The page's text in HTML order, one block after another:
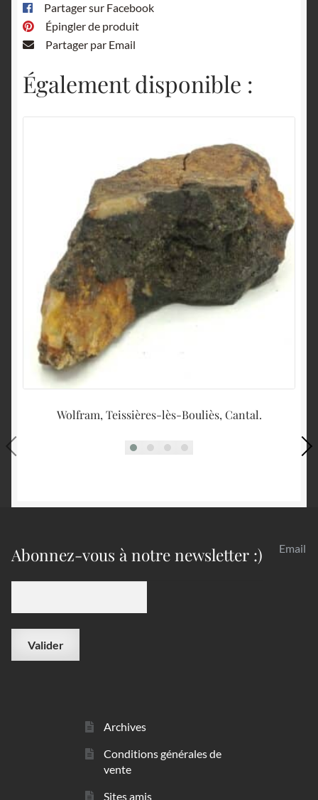
Partager sur Facebook
Épingler de produit
Partager par Email
Également disponible :
Wolfram, Teissières-lès-Bouliès, Cantal.
Abonnez-vous à notre newsletter :) Email
Archives
Conditions générales de
vente
Sites amis